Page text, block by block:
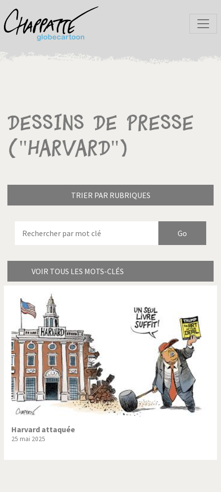
Dessins de presse
("Harvard")
TRIER PAR RUBRIQUES
VOIR TOUS LES MOTS-CLÉS
Bienvenue en Italie
Bye Biden! Catholique ou pas très?
Cybermonde
Du printemps arabe à
l'hiver
Election présidentielle US Guerre en Syrie
Hopp Deutschland Israël - Palestine
L'Amérique et les armes L'Iran tremble
La Chine et nous
La Corée du Nord: guerre ou
Harvard attaquée
25 mai 2025